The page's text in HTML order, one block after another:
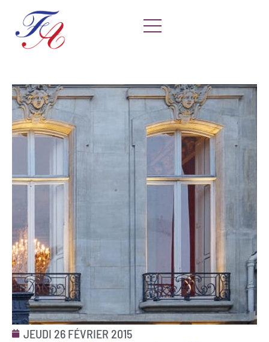
JEUDI 26 FÉVRIER 2015